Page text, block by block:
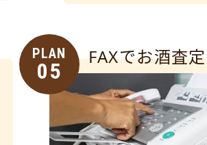
PLAN
05
FAXでお酒査定